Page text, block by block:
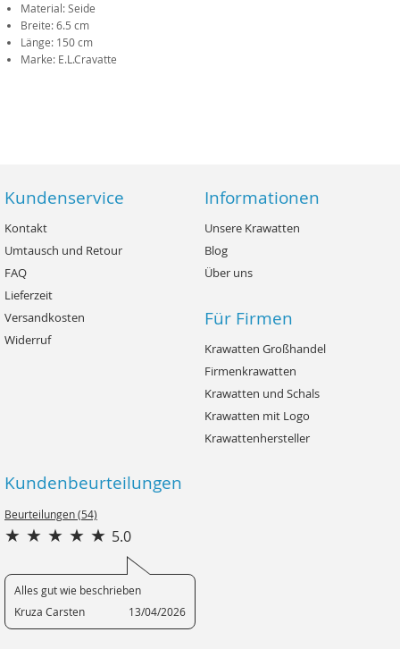
Material: Seide
Breite: 6.5 cm
Länge: 150 cm
Marke: E.L.Cravatte
Kundenservice
Kontakt
Umtausch und Retour
FAQ
Lieferzeit
Versandkosten
Widerruf
Informationen
Unsere Krawatten
Blog
Über uns
Für Firmen
Krawatten Großhandel
Firmenkrawatten
Krawatten und Schals
Krawatten mit Logo
Krawattenhersteller
Kundenbeurteilungen
Beurteilungen (54)
5.0
Alles gut wie beschrieben
Kruza Carsten
13/04/2026